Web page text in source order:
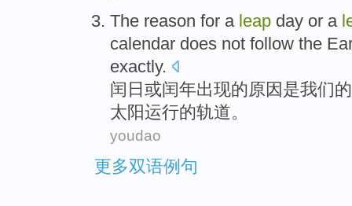
The reason for a leap day or a
calendar does not follow the
exactly.
闰 日或闰年出现的原因是我们
太阳运行的轨道。
youdao
更多双语例句